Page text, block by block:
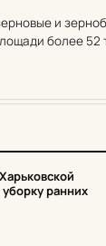
и
более 52
ранних